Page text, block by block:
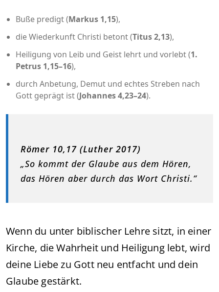
Buße predigt (Markus 1,15),
die Wiederkunft Christi betont (Titus 2,13),
Heiligung von Leib und Geist lehrt und vorlebt (1.
Petrus 1,15–16),
durch Anbetung, Demut und echtes Streben nach
Gott geprägt ist (Johannes 4,23–24).
Römer 10,17 (Luther 2017)
„So kommt der Glaube aus dem Hören,
das Hören aber durch das Wort Christi.“
Wenn du unter biblischer Lehre sitzt, in einer
Kirche, die Wahrheit und Heiligung lebt, wird
deine Liebe zu Gott neu entfacht und dein
Glaube gestärkt.